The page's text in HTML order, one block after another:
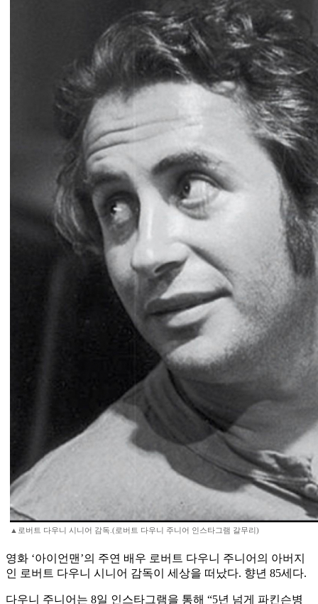
▲로버트 다우니 시니어 감독.(로버트 다우니 주니어 인스타그램 갈무리)
영화 ‘아이언맨’의 주연 배우 로버트 다우니 주니어의 아버지
인 로버트 다우니 시니어 감독이 세상을 떠났다. 향년 85세다.
다우니 주니어는 8일 인스타그램을 통해 “5년 넘게 파킨슨병